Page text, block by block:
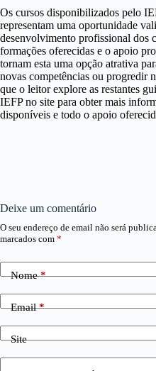
Os cursos disponibilizados pelo
representam uma oportunidade
desenvolvimento profissional dos
formações oferecidas e o apoio
tornam esta uma opção atrativa
novas competências ou progredir
que o leitor explore as restantes
IEFP no site para obter mais
disponíveis e todo o apoio
Deixe um comentário
O seu endereço de email não será
marcados com *
Nome*
Email*
Site